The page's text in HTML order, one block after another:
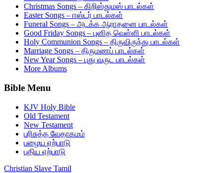
Christmas Songs – கிறிஸ்துமஸ் பாடல்கள்
Easter Songs – ஈஸ்டர் பாடல்கள்
Funeral Songs – அடக்க ஆராதனை பாடல்கள்
Good Friday Songs – புனித வெள்ளி பாடல்கள்
Holy Communion Songs – திருவிருந்து பாடல்கள்
Marriage Songs – திருமணப் பாடல்கள்
New Year Songs – புது வருட பாடல்கள்
More Albums
Bible Menu
KJV Holy Bible
Old Testament
New Testament
பரிசுத்த வேதாகமம்
பழைய ஏற்பாடு
புதிய ஏற்பாடு
Christian Slave Tamil